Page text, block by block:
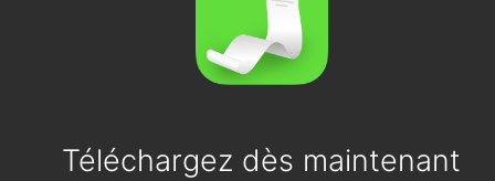
Téléchargez dès maintenant